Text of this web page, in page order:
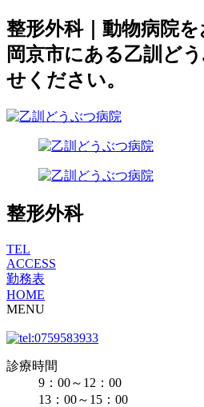
整形外科｜動物病院
岡京市にある乙訓ど
せください。
整形外科
TEL
ACCESS
勤務表
HOME
MENU
診療時間
9：00～12：00
13：00～15：00